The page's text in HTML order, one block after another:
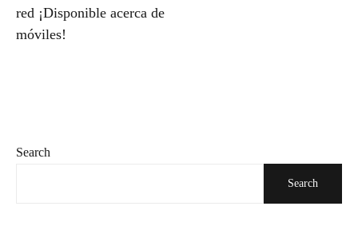
Search
Search
red ¡Disponible acerca de
móviles!